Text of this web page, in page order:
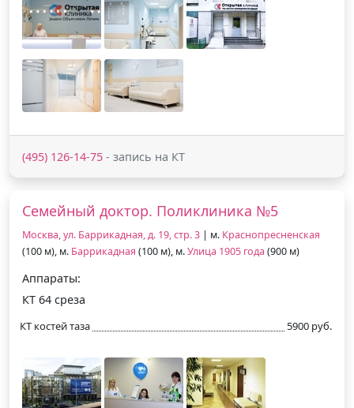
(495) 126-14-75 - запись на КТ
Семейный доктор. Поликлиника №5
Москва, ул. Баррикадная, д. 19, стр. 3 | м. Краснопресненская
(100 м), м. Баррикадная (100 м), м.Улица 1905 года (900 м)
Аппараты:
КТ 64 среза
КТ костей таза 5900 руб.